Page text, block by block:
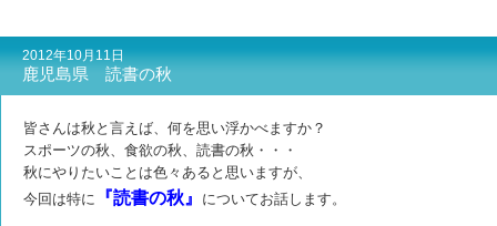
2012年10月11日
鹿児島県 読書の秋
皆さんは秋と言えば、何を思い浮かべますか？
スポーツの秋、食欲の秋、読書の秋・・・
秋にやりたいことは色々あると思いますが、
今回は特に
『読書の秋』 についてお話します。